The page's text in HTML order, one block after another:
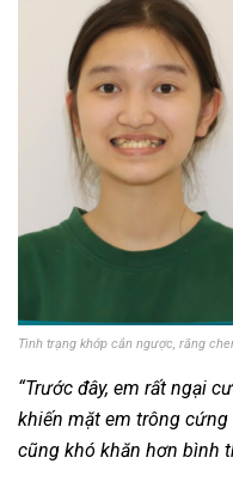
Tình trạng khớp cắn ngược, răng
“Trước đây, em rất ngại
khiến mặt em trông
cũng khó khăn hơn bình